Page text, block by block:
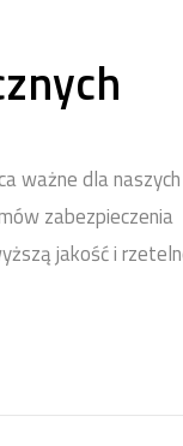
ważne dla naszych
zabezpieczenia
jakość i